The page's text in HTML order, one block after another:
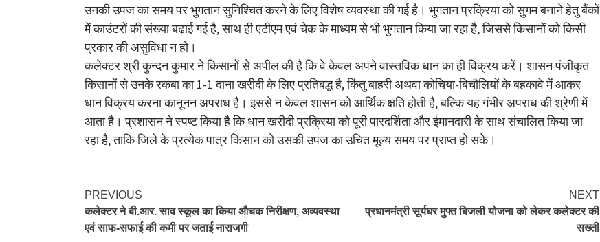
उनकी उपज का समय पर भुगतान सुनिश्चित करने के लिए विशेष व्यवस्था की गई है। भुगतान प्रक्रिया को सुगम बनाने हेतु बैंकों
में काउंटरों की संख्या बढ़ाई गई है, साथ ही एटीएम एवं चेक के माध्यम से भी भुगतान किया जा रहा है, जिससे किसानों को किसी
प्रकार की असुविधा न हो।
कलेक्टर श्री कुन्दन कुमार ने किसानों से अपील की है कि वे केवल अपने वास्तविक धान का ही विक्रय करें। शासन पंजीकृत
किसानों से उनके रकबा का 1-1 दाना खरीदी के लिए प्रतिबद्ध है, किंतु बाहरी अथवा कोचिया-बिचौलियों के बहकावे में आकर
धान विक्रय करना कानूनन अपराध है। इससे न केवल शासन को आर्थिक क्षति होती है, बल्कि यह गंभीर अपराध की श्रेणी में
आता है। प्रशासन ने स्पष्ट किया है कि धान खरीदी प्रक्रिया को पूरी पारदर्शिता और ईमानदारी के साथ संचालित किया जा
रहा है, ताकि जिले के प्रत्येक पात्र किसान को उसकी उपज का उचित मूल्य समय पर प्राप्त हो सके।
PREVIOUS
कलेक्टर ने बी.आर. साव स्कूल का किया औचक निरीक्षण, अव्यवस्था
एवं साफ-सफाई की कमी पर जताई नाराजगी
NEXT
प्रधानमंत्री सूर्यघर मुफ्त बिजली योजना को लेकर कलेक्टर की
सख्ती